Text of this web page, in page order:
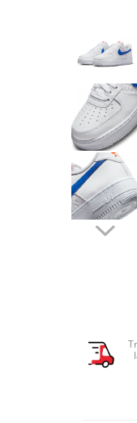
Pantaloni scurti Copii
Ingrijire incaltaminte